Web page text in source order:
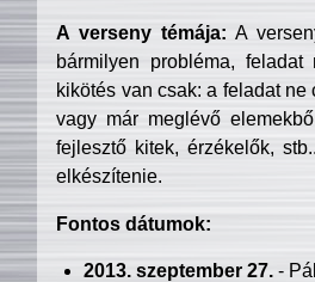
A verseny témája: A
bármilyen probléma, feladat
kikötés van csak: a feladat
vagy már meglévő
fejlesztő kitek, érzékelők,
elkészítenie.
Fontos dátumok:
2013. szeptember 27.-